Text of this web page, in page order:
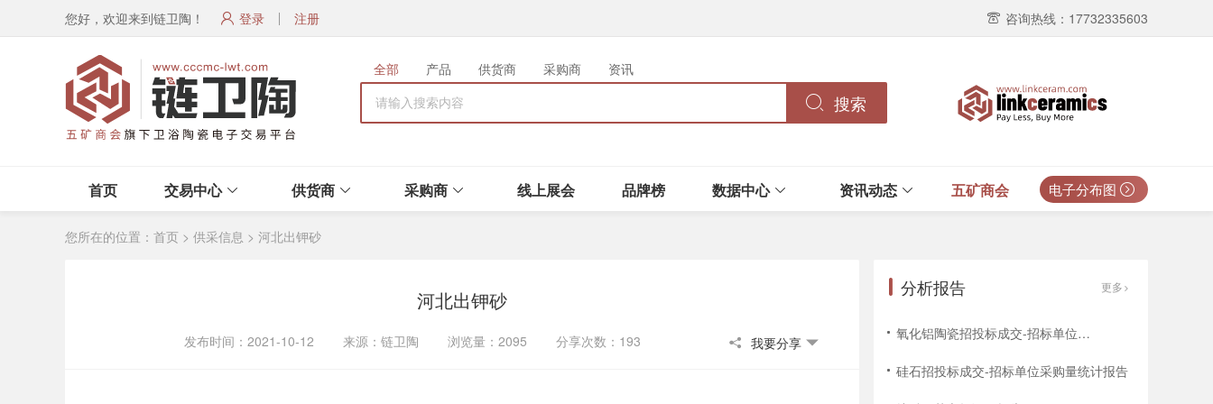
您好，欢迎来到链卫陶！ 登录 注册 咨询热线：17732335603
全部 产品 供货商 采购商
资讯
搜索
首页 交易中心 供货商 采购商 线上展会 品牌榜 数据中心 资讯动态 五矿商会 电子分布图
您所在的位置： 首页 > 供采信息 > 河北出钾砂
河北出钾砂
发布时间：2021-10-12 来源：链卫陶 浏览量：2095 分享次数：193 我要分享
分析报告 更多
氧化铝陶瓷招投标成交-招标单位招标次数统计报告
硅石招投标成交-招标单位采购量统计报告